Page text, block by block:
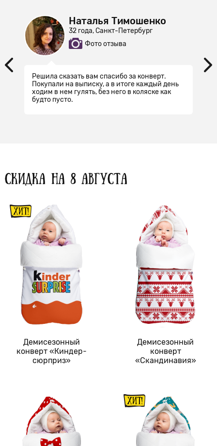
Наталья Тимошенко
32 года, Санкт-Петербург
Фото отзыва
Решила сказать вам спасибо за конверт.
Покупали на выписку, а в итоге каждый день
ходим в нем гулять, без него в коляске как
будто пусто.
СКИДКА НА 8 АВГУСТА
Демисезонный
конверт «Киндер-
сюрприз»
Демисезонный
конверт
«Скандинавия»